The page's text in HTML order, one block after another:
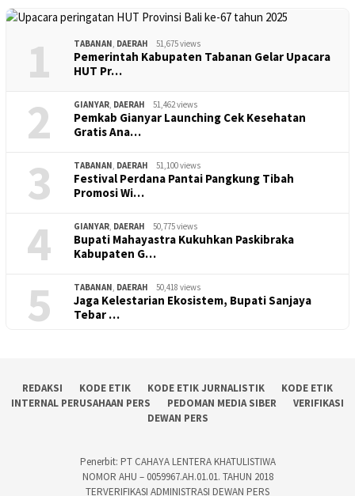
1 TABANAN, DAERAH 51,675 views
Pemerintah Kabupaten Tabanan Gelar Upacara
HUT Pr…
2 GIANYAR, DAERAH 51,462 views
Pemkab Gianyar Launching Cek Kesehatan
Gratis Ana…
3 TABANAN, DAERAH 51,100 views
Festival Perdana Pantai Pangkung Tibah
Promosi Wi…
4 GIANYAR, DAERAH 50,775 views
Bupati Mahayastra Kukuhkan Paskibraka
Kabupaten G…
5 TABANAN, DAERAH 50,418 views
Jaga Kelestarian Ekosistem, Bupati Sanjaya
Tebar …
REDAKSI KODE ETIK KODE ETIK JURNALISTIK
KODE ETIK
INTERNAL PERUSAHAAN PERS
PEDOMAN MEDIA SIBER
VERIFIKASI
DEWAN PERS
Penerbit: PT CAHAYA LENTERA KHATULISTIWA
NOMOR AHU – 0059967.AH.01.01. TAHUN 2018
TERVERIFIKASI ADMINISTRASI DEWAN PERS